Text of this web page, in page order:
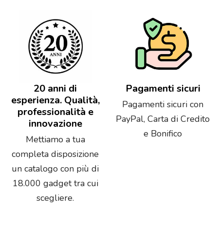
20 anni di
esperienza. Qualità,
professionalità e
innovazione
Mettiamo a tua
completa disposizione
un catalogo con più di
18.000 gadget tra cui
scegliere.
Pagamenti sicuri
Pagamenti sicuri con
PayPal, Carta di Credito
e Bonifico